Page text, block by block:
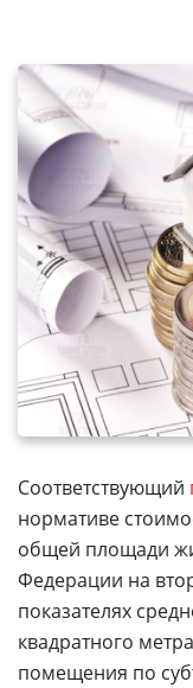
Соответствующий
нормативе
общей площади
Федерации на
показателях
квадратного
помещения по